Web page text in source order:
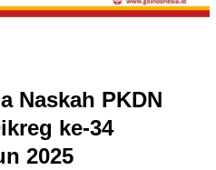
Naskah PKDN
ke-34
2025